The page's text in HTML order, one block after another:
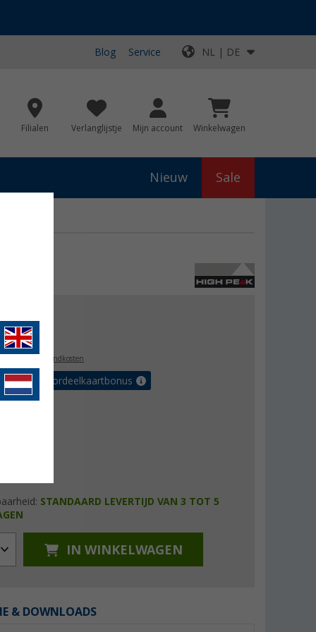
Blog Service NL | DE
Filialen Verlanglijstje Mijn account Winkelwagen
Nieuw Sale
plus verzendkosten
tot 5% voordeelkaartbonus
STANDAARD LEVERTIJD VAN 3 TOT 5
IN WINKELWAGEN
& DOWNLOADS